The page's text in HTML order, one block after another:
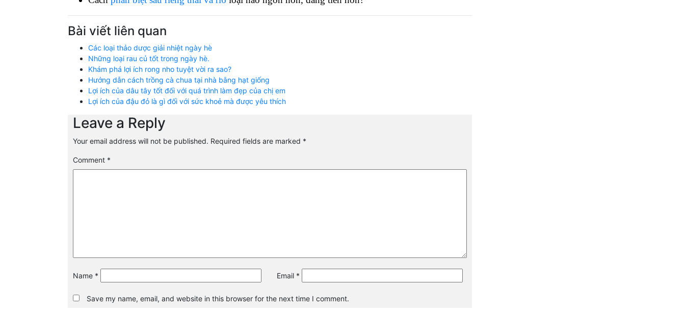
Bài viết liên quan
Các loại thảo dược giải nhiệt ngày hè
Những loại rau củ tốt trong ngày hè.
Khám phá lợi ích rong nho tuyệt vời ra sao?
Hướng dẫn cách trồng cà chua tại nhà bằng hạt giống
Lợi ích của dâu tây tốt đối với quá trình làm đẹp của chị em
Lợi ích của đậu đỏ là gì đối với sức khoẻ mà được yêu thích
Leave a Reply
Your email address will not be published. Required fields are marked *
Comment *
Name * Email *
Save my name, email, and website in this browser for the next time I comment.